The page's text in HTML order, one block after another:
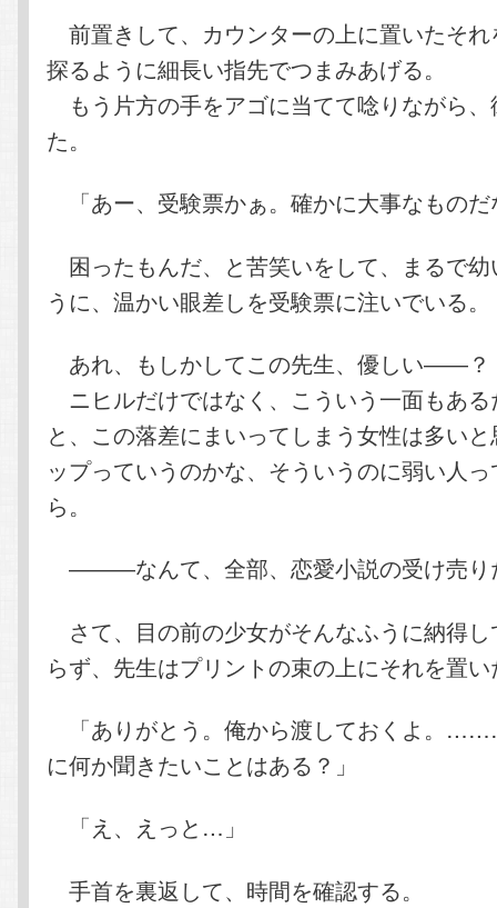
前置きして、カウンターの上に置いたそ
探るように細長い指先でつまみあげる。
もう片方の手をアゴに当てて唸りながら
た。
「あー、受験票かぁ。確かに大事なもの
困ったもんだ、と苦笑いをして、まるで
うに、温かい眼差しを受験票に注いでいる。
あれ、もしかしてこの先生、優しい――？
ニヒルだけではなく、こういう一面もあ
と、この落差にまいってしまう女性は多い
ップっていうのかな、そういうのに弱い人
ら。
―――なんて、全部、恋愛小説の受け売り
さて、目の前の少女がそんなふうに納得
らず、先生はプリントの束の上にそれを置
「ありがとう。俺から渡しておくよ。
に何か聞きたいことはある？」
「え、えっと…」
手首を裏返して、時間を確認する。